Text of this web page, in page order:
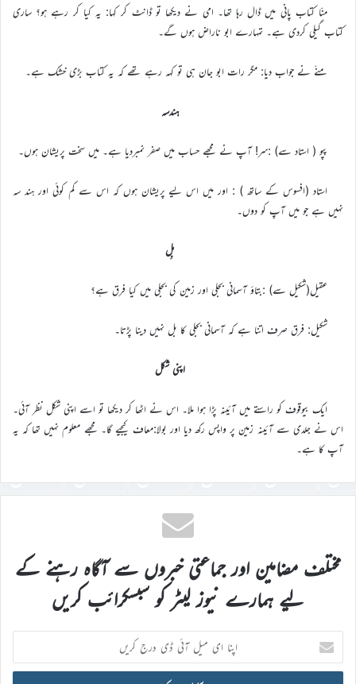
منّا کتاب پانی میں ڈال رہا تھا۔ امی نے دیکھا تو ڈانٹ کر کہا: یہ کیا کر رہے ہو؟ ساری
کتاب گیلی کردی ہے۔ تمہارے ابو ناراض ہوں گے۔
منّے نے جواب دیا: مگر رات ابو جان ہی تو کہہ رہے تھے کہ یہ کتاب بڑی خشک ہے۔
هندسہ
پپو ( استاد سے) :سر! آپ نے مجھے حساب میں صفر نمبردیا ہے۔ میں سخت پریشان ہوں۔
استاد (افسوس کے ساتھ ) : اور میں اس لیے پریشان ہوں کہ اس سے کم کوئی اور ہند سہ
نہیں ہے جو میں آپ کو دوں۔
بِل
عقیل(شکیل سے) :بتاؤ آسمانی بجلی اور زمین کی بجلی میں کیا فرق ہے؟
شکیل: فرق صرف اتنا ہے کہ آسمانی بجلی کا بل نہیں دینا پڑتا۔
اپنی شکل
ایک بیوقوف کو راستے میں آئینہ پڑا ہوا ملا۔ اس نے اٹھا کر دیکھا تو اسے اپنی شکل نظر آئی۔
اس نے جلدی سے آئینہ زمین پر واپس رکھ دیا اور بولا:معاف کیجیے گا۔ مجھے معلوم نہیں تھا کہ یہ
آپ کا ہے۔
مختلف مضامین اور جماعتی خبروں سے آگاہ رہنے کے
لیے ہمارے نیوز لیٹر کو سبسکرائب کریں
اپنا
ای
میل